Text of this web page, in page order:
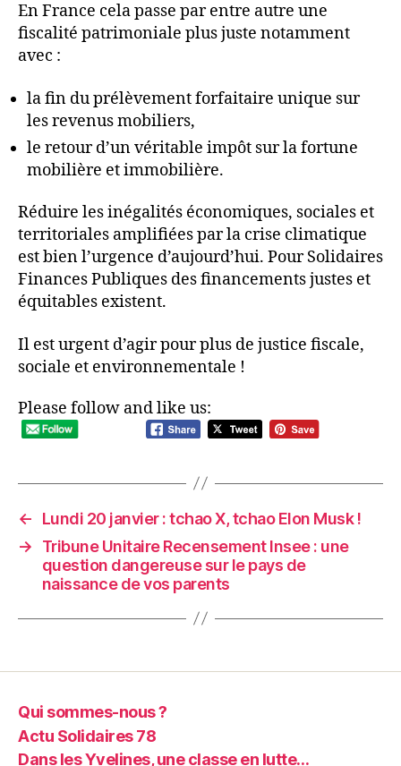
En France cela passe par entre autre une
fiscalité patrimoniale plus juste notamment
avec :
la fin du prélèvement forfaitaire unique sur
les revenus mobiliers,
le retour d’un véritable impôt sur la fortune
mobilière et immobilière.
Réduire les inégalités économiques, sociales et
territoriales amplifiées par la crise climatique
est bien l’urgence d’aujourd’hui. Pour Solidaires
Finances Publiques des financements justes et
équitables existent.
Il est urgent d’agir pour plus de justice fiscale,
sociale et environnementale !
Please follow and like us:
←
Lundi 20 janvier : tchao X, tchao Elon Musk !
→
Tribune Unitaire Recensement Insee : une
question dangereuse sur le pays de
naissance de vos parents
Qui sommes-nous ?
Actu Solidaires 78
Dans les Yvelines, une classe en lutte…